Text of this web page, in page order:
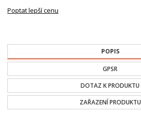
Poptat lepší cenu
POPIS
GPSR
DOTAZ K PRODUKTU
ZAŘAZENÍ PRODUKTU